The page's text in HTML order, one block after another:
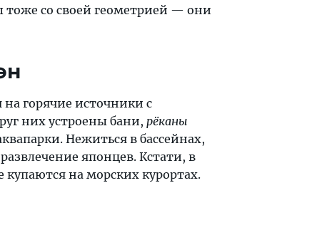
со своей геометрией — они
горячие источники с
них устроены бани, рёканы
Нежиться в бассейнах,
японцев. Кстати, в
на морских курортах.